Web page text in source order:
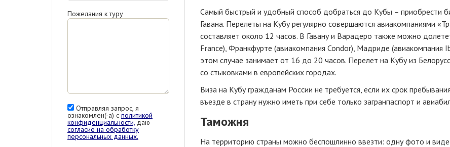
Пожелания к туру
Отправляя запрос, я
ознакомлен(-а) с политикой
конфиденциальности, даю
согласие на обработку
персональных данных.
Самый быстрый и удобный способ добраться до Кубы – приобрести
Гавана. Перелеты на Кубу регулярно совершаются авиакомпаниями
составляет около 12 часов. В Гавану и Варадеро также можно
France), Франкфурте (авиакомпания Condor), Мадриде (авиакомпания
этом случае занимает от 16 до 20 часов. Перелет на Кубу из
со стыковками в европейских городах.
Виза на Кубу гражданам России не требуется, если их срок
въезде в страну нужно иметь при себе только загранпаспорт и
Таможня
На территорию страны можно беспошлинно ввезти: одну фото и